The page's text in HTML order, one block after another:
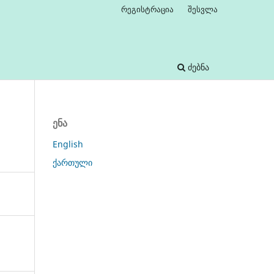
ძებნა
რეგისტრაცია შესვლა
ენა
English
ქართული